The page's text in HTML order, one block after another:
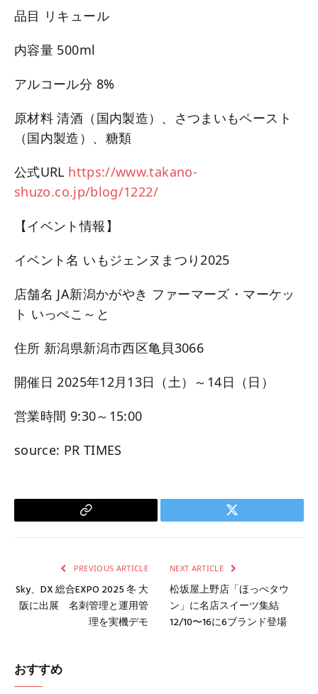
品目 リキュール
内容量 500ml
アルコール分 8%
原材料 清酒（国内製造）、さつまいもペースト
（国内製造）、糖類
公式URL https://www.takano-
shuzo.co.jp/blog/1222/
【イベント情報】
イベント名 いもジェンヌまつり2025
店舗名 JA新潟かがやき ファーマーズ・マーケッ
ト いっぺこ～と
住所 新潟県新潟市西区亀貝3066
開催日 2025年12月13日（土）～14日（日）
営業時間 9:30～15:00
source: PR TIMES
Copy
Twitter
PREVIOUS ARTICLE
Sky、DX 総合EXPO 2025 冬 大
阪に出展 名刺管理と運用管
理を実機デモ
NEXT ARTICLE
松坂屋上野店「ほっぺタウ
ン」に名店スイーツ集結
12/10〜16に6ブランド登場
おすすめ